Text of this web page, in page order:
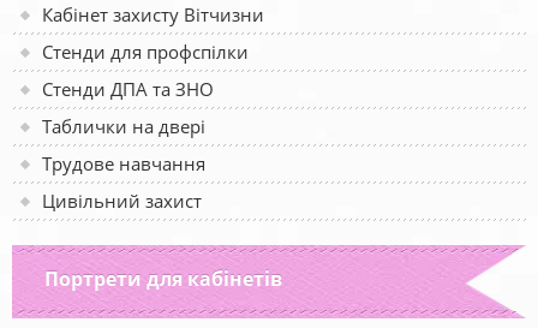
Кабінет захисту Вітчизни
Стенди для профспілки
Стенди ДПА та ЗНО
Таблички на двері
Трудове навчання
Цивільний захист
Портрети для кабінетів